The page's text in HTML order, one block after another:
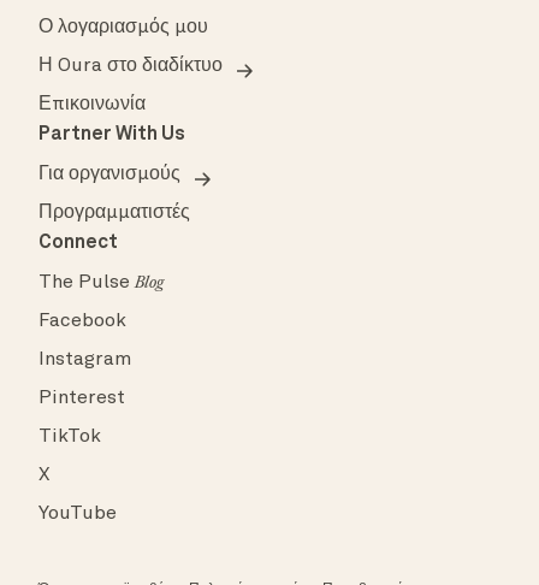
Ο λογαριασμός μου
Η Oura στο διαδίκτυο
Επικοινωνία
Partner With Us
Για οργανισμούς
Προγραμματιστές
Connect
The PulseBlog
Facebook
Instagram
Pinterest
TikTok
X
YouTube